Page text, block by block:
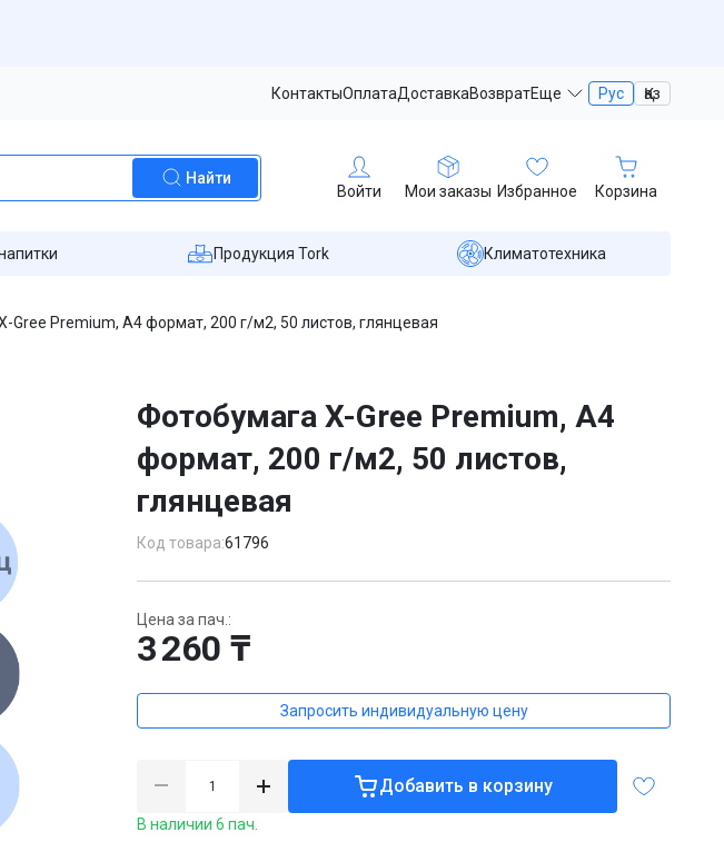
КонтактыОплатаДоставкаВозвратЕще Рус Қаз
Найти
Войти Мои заказы Избранное Корзина
Продукция Tork Климатотехника
Gree Premium, A4 формат, 200 г/м2, 50 листов, глянцевая
Фотобумага X-Gree Premium, A4
формат, 200 г/м2, 50 листов,
глянцевая
Код товара:61796
Цена за пач.:
3 260 ₸
Запросить индивидуальную цену
Добавить в корзину
В наличии 6 пач.